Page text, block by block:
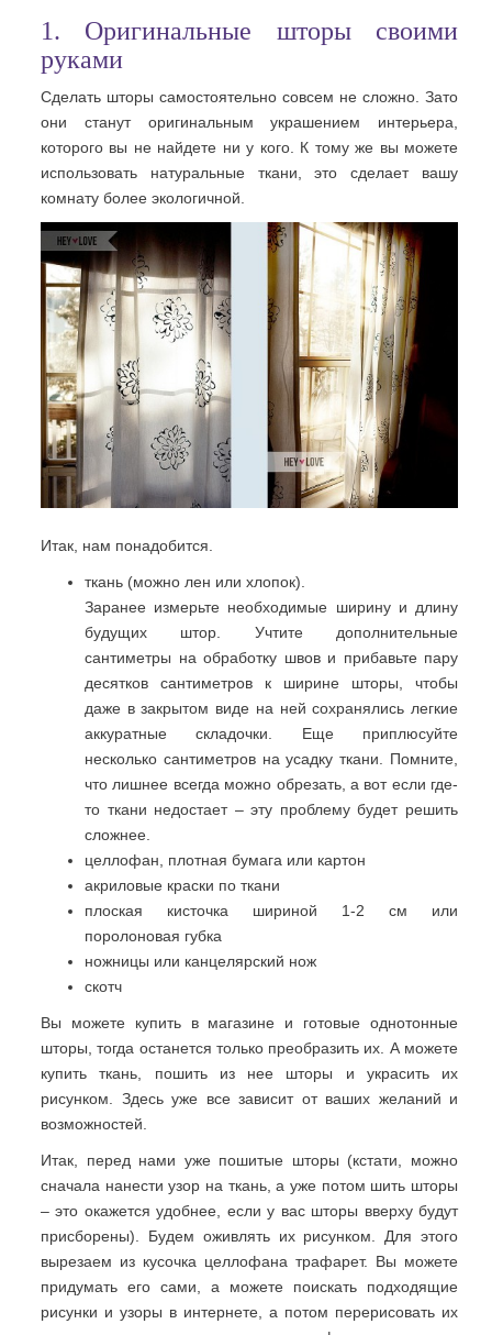
1. Оригинальные шторы своими
руками
Сделать шторы самостоятельно совсем не сложно. Зато
они станут оригинальным украшением интерьера,
которого вы не найдете ни у кого. К тому же вы можете
использовать натуральные ткани, это сделает вашу
комнату более экологичной.
Итак, нам понадобится.
ткань (можно лен или хлопок).
Заранее измерьте необходимые ширину и длину
будущих штор. Учтите дополнительные
сантиметры на обработку швов и прибавьте пару
десятков сантиметров к ширине шторы, чтобы
даже в закрытом виде на ней сохранялись легкие
аккуратные складочки. Еще приплюсуйте
несколько сантиметров на усадку ткани. Помните,
что лишнее всегда можно обрезать, а вот если где-
то ткани недостает – эту проблему будет решить
сложнее.
целлофан, плотная бумага или картон
акриловые краски по ткани
плоская кисточка шириной 1-2 см или
поролоновая губка
ножницы или канцелярский нож
скотч
Вы можете купить в магазине и готовые однотонные
шторы, тогда останется только преобразить их. А можете
купить ткань, пошить из нее шторы и украсить их
рисунком. Здесь уже все зависит от ваших желаний и
возможностей.
Итак, перед нами уже пошитые шторы (кстати, можно
сначала нанести узор на ткань, а уже потом шить шторы
– это окажется удобнее, если у вас шторы вверху будут
присборены). Будем оживлять их рисунком. Для этого
вырезаем из кусочка целлофана трафарет. Вы можете
придумать его сами, а можете поискать подходящие
рисунки и узоры в интернете, а потом перерисовать их